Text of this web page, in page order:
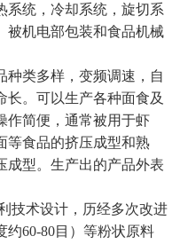
系统，冷却系统，旋切系
被机电部包装和食品机械
类多样，变频调速，自
长。可以生产各种面食及
作简便，通常被用于虾
等食品的挤压成型和熟
成型。生产出的产品外表
技术设计，历经多次改进
约60-80目）等粉状原料